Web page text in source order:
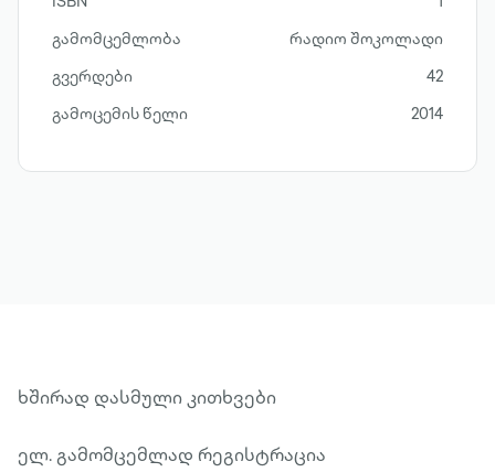
გამომცემლობა
რადიო შოკოლადი
გვერდები
42
გამოცემის წელი
2014
ხშირად დასმული კითხვები
ელ. გამომცემლად რეგისტრაცია